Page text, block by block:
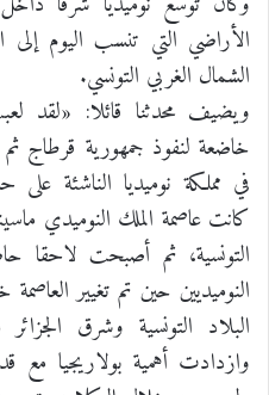
الأراضي التي تنسب اليوم إلى
الشمال الغربي التونسي.
ويضيف محدثنا قائلا: «لقد
خاضعة لنفوذ جمهورية قرطاج ثم
في مملكة نوميديا الناشئة
كانت عاصمة الملك النوميدي
التونسية، ثم أصبحت لاحقا
النوميديين حين تم تغيير
البلاد التونسية وشرق
وازدادت أهمية بولاريجيا مع